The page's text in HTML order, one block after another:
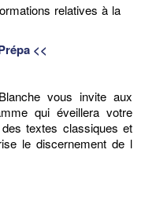
relatives à la
<<
vous invite aux
qui éveillera votre
textes classiques et
le discernement de l